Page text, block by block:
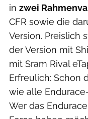
in zwei
CFR sowie die
Version. Preislich
der Version mit
mit Sram Rival
Erfreulich: Schon
wie alle
Wer das